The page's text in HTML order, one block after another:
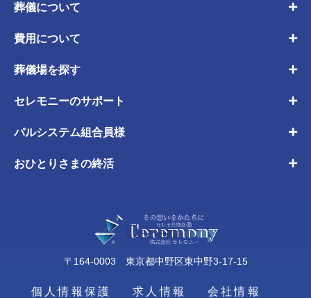
葬儀について
費用について
葬儀場を探す
セレモニーのサポート
パルシステム組合員様
おひとりさまの終活
〒164-0003 東京都中野区東中野3-17-15
個人情報保護 求人情報 会社情報